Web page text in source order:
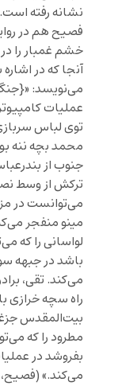
خشم غمبار را
آنجا که در
می‌نویسد:
عملیات
توی لباس
محمد بچه ننه
جنوب از
ترکش از وسط
می‌توانست در
مینو منفجر
لواسانی را که
باشد در جبهه
می‌کند. تقی،
راه سچه خرازی
بیت‌المقدس
مطرود را که
بفروشد در
می‌کند.» (فصیح، 1389: 720)